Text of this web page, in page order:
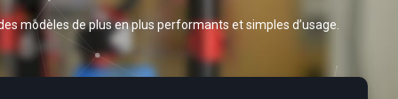
modèles de plus en plus performants et simples d’usage.